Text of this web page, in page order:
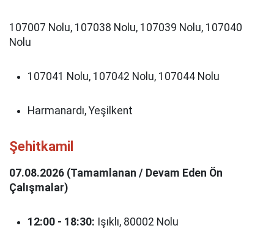
107007 Nolu, 107038 Nolu, 107039 Nolu, 107040
Nolu
107041 Nolu, 107042 Nolu, 107044 Nolu
Harmanardı, Yeşilkent
Şehitkamil
07.08.2026 (Tamamlanan / Devam Eden Ön
Çalışmalar)
12:00 - 18:30: Işıklı, 80002 Nolu